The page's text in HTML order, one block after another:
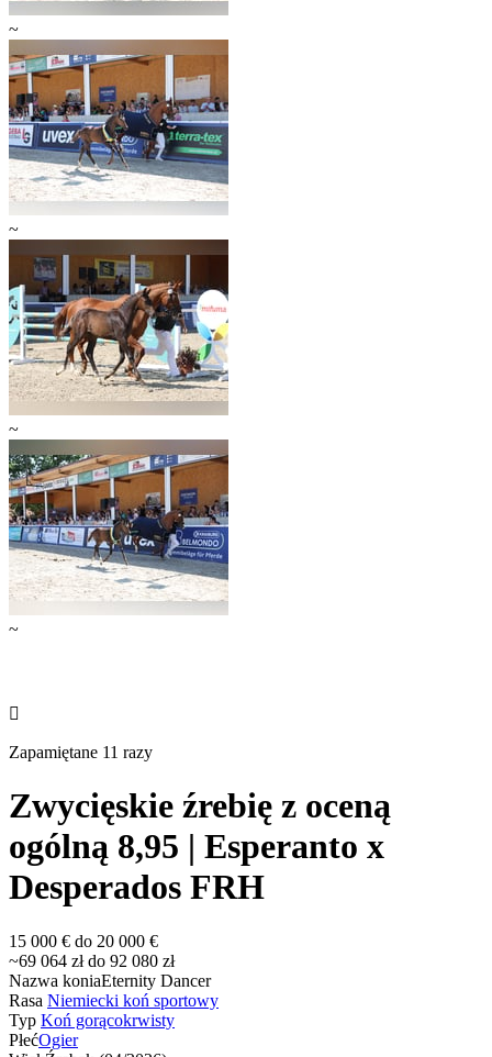
~
~
~
~

Zapamiętane 11 razy
Zwycięskie źrebię z oceną
ogólną 8,95 | Esperanto x
Desperados FRH
15 000 € do 20 000 €
~69 064 zł do 92 080 zł
Nazwa koniaEternity Dancer
Rasa Niemiecki koń sportowy
Typ Koń gorącokrwisty
PłećOgier